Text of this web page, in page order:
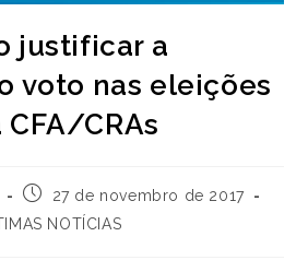
justificar a
voto nas eleições
CRAs
Post
publicado:
27 de novembro de 2017
NOTÍCIAS